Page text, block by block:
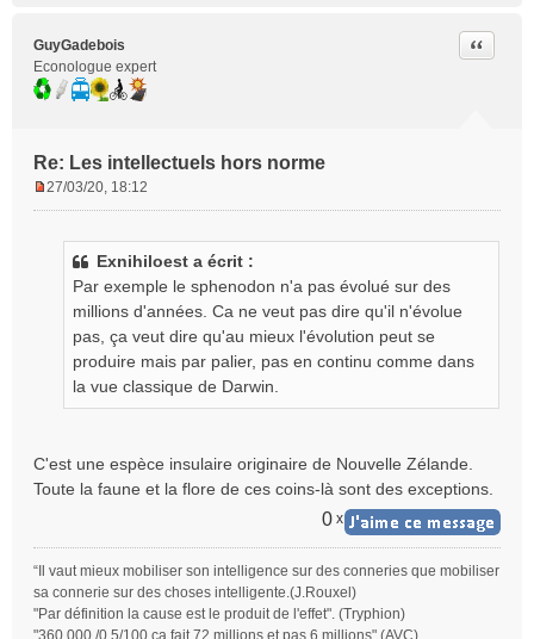
GuyGadebois
Econologue expert
Re: Les intellectuels hors norme
Citer
27/03/20, 18:12
Exnihiloest a écrit :
Par exemple le sphenodon n'a pas évolué sur des
millions d'années. Ca ne veut pas dire qu'il n'évolue
pas, ça veut dire qu'au mieux l'évolution peut se
produire mais par palier, pas en continu comme dans
la vue classique de Darwin.
C'est une espèce insulaire originaire de Nouvelle Zélande.
Toute la faune et la flore de ces coins-là sont des exceptions.
0 x
“Il vaut mieux mobiliser son intelligence sur des conneries que mobiliser
sa connerie sur des choses intelligente.(J.Rouxel)
"Par définition la cause est le produit de l'effet". (Tryphion)
"360 000 /0,5/100 ça fait 72 millions et pas 6 millions" (AVC)